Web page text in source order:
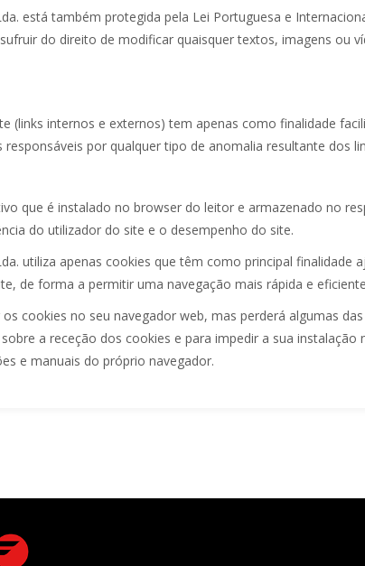
está também protegida pela Lei Portuguesa e
do direito de modificar quaisquer textos, imagens ou
(links internos e externos) tem apenas como finalidade
por qualquer tipo de anomalia resultante dos
que é instalado no browser do leitor e armazenado no
do utilizador do site e o desempenho do site.
utiliza apenas cookies que têm como principal finalidade
de forma a permitir uma navegação mais rápida e
cookies no seu navegador web, mas perderá algumas
a receção dos cookies e para impedir a sua
e manuais do próprio navegador.